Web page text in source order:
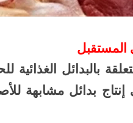
تسحب
أسرة
مجتمع بوست
المستقبل
بالبدائل
بدائل مشابهة